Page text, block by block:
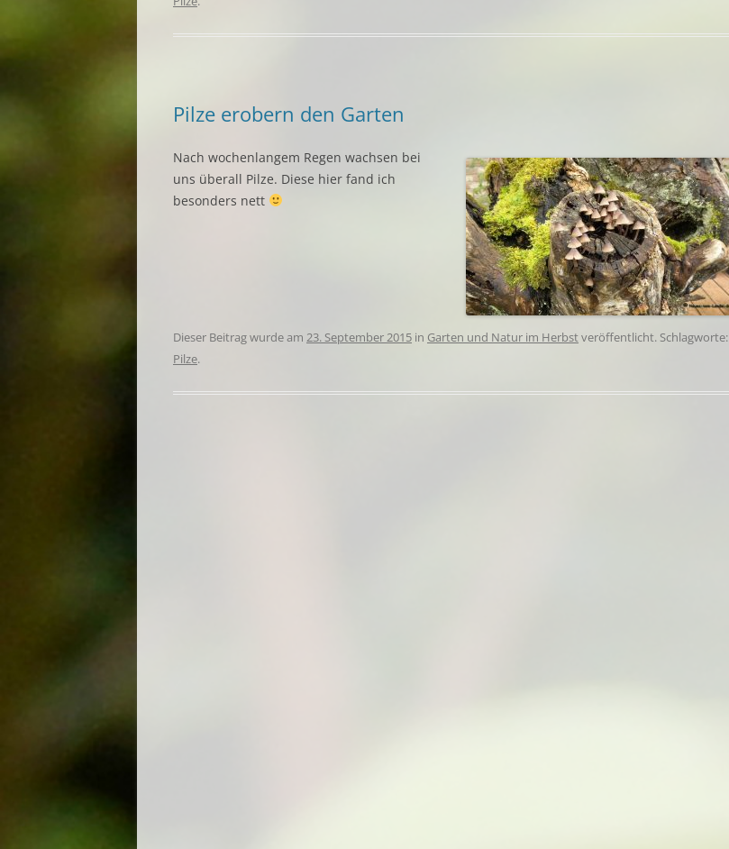
Pilze erobern den Garten
Nach wochenlangem Regen wachsen bei
uns überall Pilze. Diese hier fand ich
besonders nett
Dieser Beitrag wurde am 23. September 2015 in Garten und Natur im Herbstveröffentlicht. Schlagworte:
Pilze.